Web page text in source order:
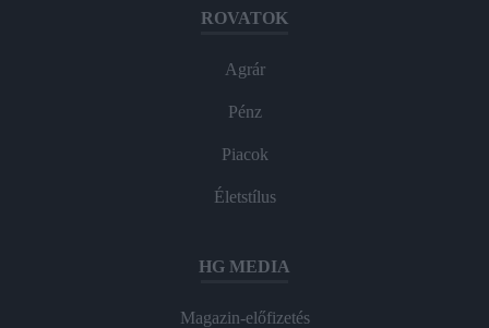
ROVATOK
Agrár
Pénz
Piacok
Életstílus
HG MEDIA
Magazin-előfizetés